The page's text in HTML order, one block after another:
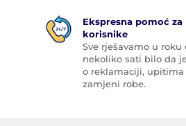
Ekspresna pomoć za
korisnike
Sve rješavamo u roku
nekoliko sati bilo da
o reklamaciji, upitima
zamjeni robe.